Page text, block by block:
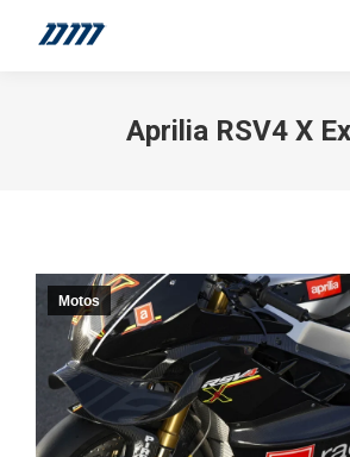
Aprilia RSV4 X
Motos